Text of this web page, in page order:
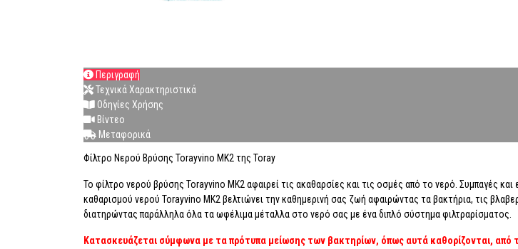
Περιγραφή
Τεχνικά Χαρακτηριστικά
Οδηγίες Χρήσης
Βίντεο
Μεταφορικά
Φίλτρο Νερού Βρύσης Torayvino MK2 της Toray
Το φίλτρο νερού βρύσης Torayvino MK2 αφαιρεί τις ακαθαρσίες και τις οσμές από το νερό. Συμπαγές
καθαρισμού νερού Torayvino MK2 βελτιώνει την καθημερινή σας ζωή αφαιρώντας τα βακτήρια, τις
διατηρώντας παράλληλα όλα τα ωφέλιμα μέταλλα στο νερό σας με ένα διπλό σύστημα φιλτραρίσματος.
Κατασκευάζεται σύμφωνα με τα πρότυπα μείωσης των βακτηρίων, όπως αυτά καθορίζονται,